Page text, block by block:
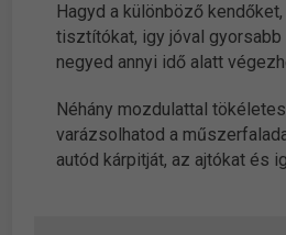
Hagyd a különböző
tisztítókat, igy jóval gyorsabb
negyed annyi idő alatt
Néhány mozdulattal
varázsolhatod a
autód kárpitját, az ajtókat és